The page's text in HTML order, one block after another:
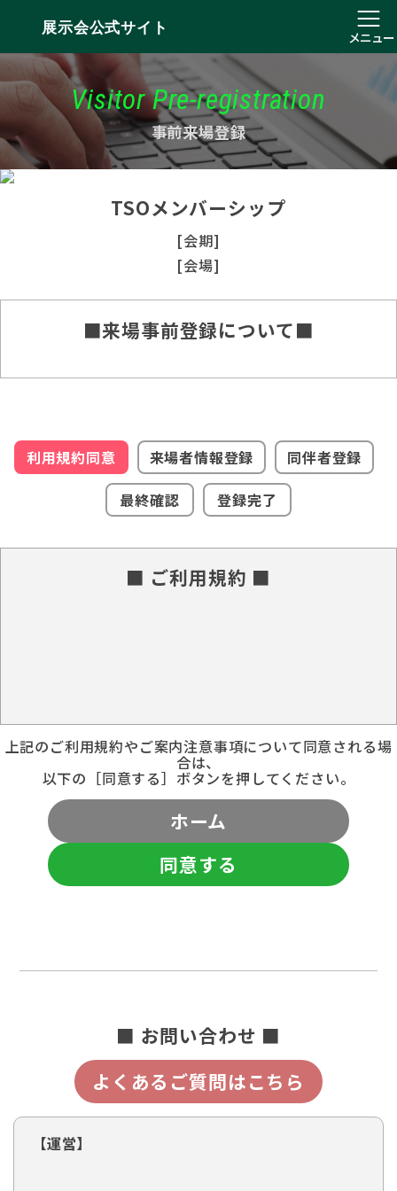
展示会公式サイト
メニュー
Visitor Pre-registration
事前来場登録
TSOメンバーシップ
[会期]
[会場]
■来場事前登録について■
利用規約同意 来場者情報登録
同伴者登録
最終確認
登録完了
■ ご利用規約 ■
上記のご利用規約やご案内注意事項について同意される場
合は、
以下の［同意する］ボタンを押してください。
ホーム
同意する
■ お問い合わせ ■
よくあるご質問はこちら
【運営】